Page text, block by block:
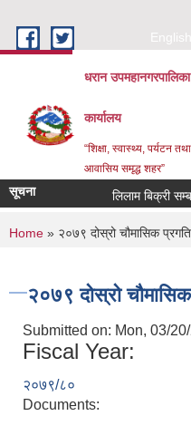
English
धरान
कार्यालय
“शिक्षा, स्वास्थ्य, पर्यटन
आवासिय समृद्ध शहर”
सूचना
You are here
Home » २०७९ दोस्रो चौमासिक
२०७९ दोस्रो
Submitted on: Mon, 03/
Fiscal Year:
२०७९/८०
Documents: